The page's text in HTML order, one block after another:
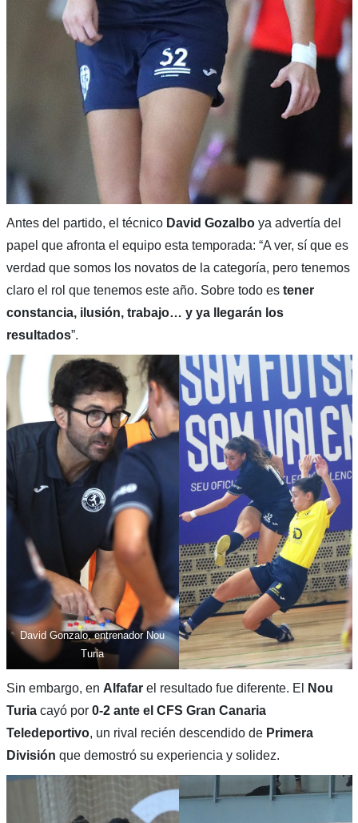
Antes del partido, el técnico David Gozalboya advertía del
papel que afronta el equipo esta temporada: “A ver, sí que es
verdad que somos los novatos de la categoría, pero tenemos
claro el rol que tenemos este año. Sobre todo es tener
constancia, ilusión, trabajo… y ya llegarán los
resultados”.
David Gonzalo, entrenador Nou
Turia
Sin embargo, en Alfafarel resultado fue diferente. El
Nou
Turiacayó por 0-2 ante el CFS Gran Canaria
Teledeportivo, un rival recién descendido de Primera
División que demostró su experiencia y solidez.